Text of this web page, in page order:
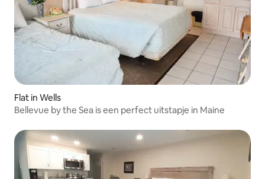
Flat in Wells
Bellevue by the Sea is een perfect uitstapje in Maine